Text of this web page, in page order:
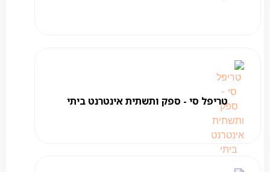
טריפל סי - ספק ותשתית אינטרנט ביתי